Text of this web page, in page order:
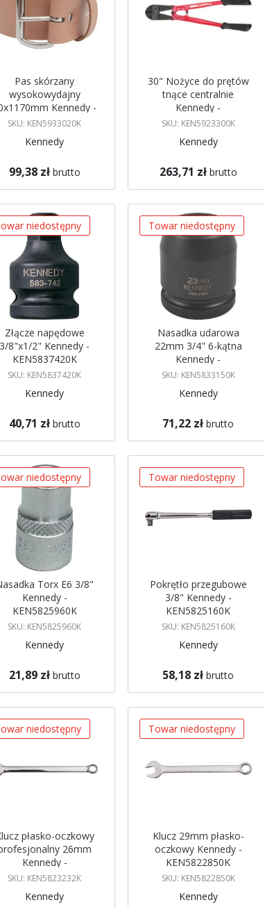
Pas skórzany
wysokowydajny
Kennedy -
KEN5933020K
SKU: KEN5933020K
Kennedy
99,38 zł brutto
w magazynie
mnie
30" Nożyce do prętów
tnące centralnie
Kennedy -
KEN5923300K
SKU: KEN5923300K
Kennedy
263,71 zł brutto
Brak w magazynie
Powiadom mnie
niedostępny
Złącze napędowe
3/8"x1/2" Kennedy -
KEN5837420K
SKU: KEN5837420K
Kennedy
40,71 zł brutto
w magazynie
mnie
Towar niedostępny
Nasadka udarowa
22mm 3/4" 6-kątna
Kennedy -
KEN5833150K
SKU: KEN5833150K
Kennedy
71,22 zł brutto
Brak w magazynie
Powiadom mnie
niedostępny
Torx E6 3/8"
Kennedy -
KEN5825960K
SKU: KEN5825960K
Kennedy
21,89 zł brutto
w magazynie
mnie
Towar niedostępny
Pokrętło przegubowe
3/8" Kennedy -
KEN5825160K
SKU: KEN5825160K
Kennedy
58,18 zł brutto
Brak w magazynie
Powiadom mnie
niedostępny
płasko-oczkowy
26mm
Kennedy -
KEN5823232K
SKU: KEN5823232K
Kennedy
Towar niedostępny
Klucz 29mm płasko-
oczkowy Kennedy -
KEN5822850K
SKU: KEN5822850K
Kennedy